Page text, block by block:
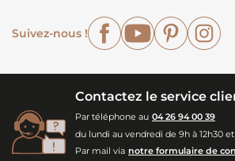
Suivez-nous !
FacebookYouTube
Contactez le service
Par téléphone au 04 26 94 00 39
du lundi au vendredi de 9h à 12h30 et
Par mail via notre formulaire de